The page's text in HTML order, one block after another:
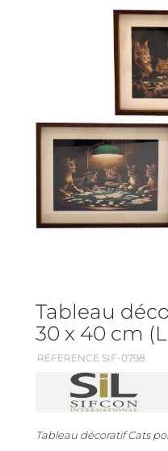
Tableau
30 x 40 cm
REFERENCE SIF-0798
Tableau décoratif Cats